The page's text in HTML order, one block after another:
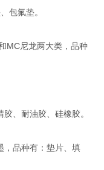
包氟垫。
MC尼龙两大类，品种
、耐油胶、硅橡胶。
品种有：垫片、填